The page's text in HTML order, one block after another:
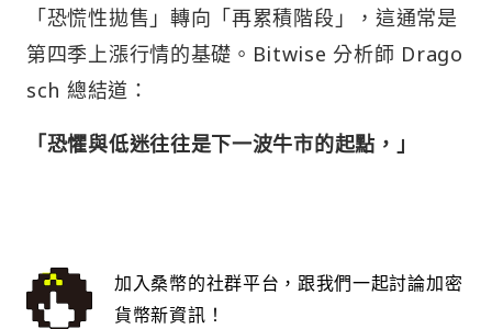
「恐慌性拋售」轉向「再累積階段」，這通常是
第四季上漲行情的基礎。Bitwise 分析師 Drago
sch 總結道：
「恐懼與低迷往往是下一波牛市的起點，」
加入桑幣的社群平台，跟我們一起討論加密
貨幣新資訊！